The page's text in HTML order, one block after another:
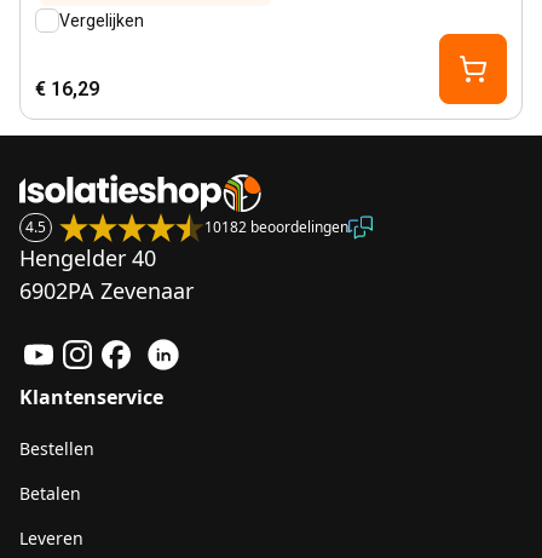
Vergelijken
€ 16,29
4.5 10182 beoordelingen
Hengelder 40
6902PA Zevenaar
Klantenservice
Bestellen
Betalen
Leveren